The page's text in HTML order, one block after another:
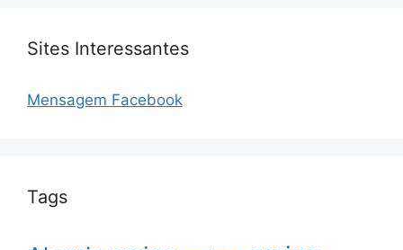
Sites Interessantes
Mensagem Facebook
Tags